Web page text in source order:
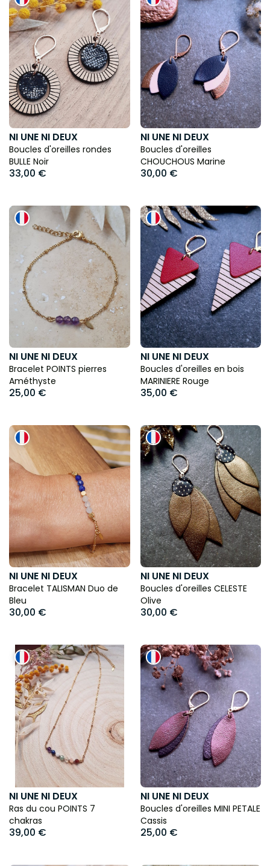
NI UNE NI DEUX
Boucles d'oreilles rondes
BULLE Noir
33,00 €
NI UNE NI DEUX
Boucles d'oreilles
CHOUCHOUS Marine
30,00 €
NI UNE NI DEUX
Bracelet POINTS pierres
Améthyste
25,00 €
NI UNE NI DEUX
Boucles d'oreilles en bois
MARINIERE Rouge
35,00 €
NI UNE NI DEUX
Bracelet TALISMAN Duo de
Bleu
30,00 €
NI UNE NI DEUX
Boucles d'oreilles CELESTE
Olive
30,00 €
NI UNE NI DEUX
Ras du cou POINTS 7
chakras
39,00 €
NI UNE NI DEUX
Boucles d'oreilles MINI PETALE
Cassis
25,00 €